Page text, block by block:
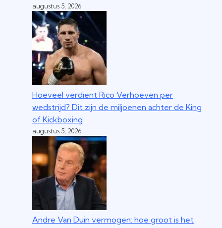
augustus 5, 2026
Hoeveel verdient Rico Verhoeven per
wedstrijd? Dit zijn de miljoenen achter de King
of Kickboxing
augustus 5, 2026
Andre Van Duin vermogen: hoe groot is het